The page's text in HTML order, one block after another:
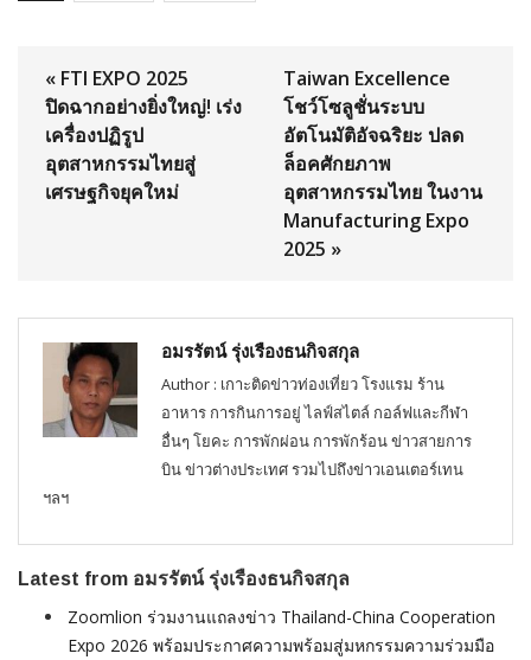
« FTI EXPO 2025
ปิดฉากอย่างยิ่งใหญ่! เร่ง
เครื่องปฏิรูป
อุตสาหกรรมไทยสู่
เศรษฐกิจยุคใหม่
Taiwan Excellence
โชว์โซลูชั่นระบบ
อัตโนมัติอัจฉริยะ ปลด
ล็อคศักยภาพ
อุตสาหกรรมไทย ในงาน
Manufacturing Expo
2025 »
อมรรัตน์ รุ่งเรืองธนกิจสกุล
Author : เกาะติดข่าวท่องเที่ยว โรงแรม ร้าน
อาหาร การกินการอยู่ ไลฟ์สไตล์ กอล์ฟและกีฬา
อื่นๆ โยคะ การพักผ่อน การพักร้อน ข่าวสายการ
บิน ข่าวต่างประเทศ รวมไปถึงข่าวเอนเตอร์เทน
ฯลฯ
Latest from อมรรัตน์ รุ่งเรืองธนกิจสกุล
Zoomlion ร่วมงานแถลงข่าว Thailand-China Cooperation
Expo 2026 พร้อมประกาศความพร้อมสู่มหกรรมความร่วมมือ